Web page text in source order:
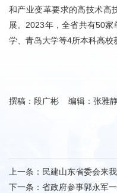
和产业变革要求的高技术高
展。2023年，全省共有50
学、青岛大学等4所本科高校
撰稿：段广彬 编辑：张雅
上一条： 民建山东省委会来
下一条： 省政府参事郭永军